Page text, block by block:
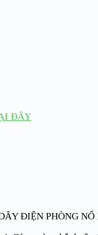
ĐÂY
ĐIỆN PHÒNG NỔ